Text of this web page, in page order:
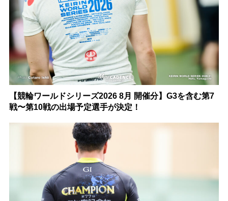
【競輪ワールドシリーズ2026 8月 開催分】G3を含む第7
戦〜第10戦の出場予定選手が決定！